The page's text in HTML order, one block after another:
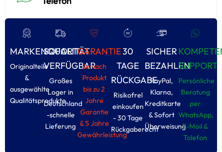
MARKENQUALITÄT
Originalteile
&
ausgewählte
Qualitätsprodukte
SOFORT
VERFÜGBAR
Großes
Loger in
Deutschland
-schnelle
Lieferung
GARANTIE
Je nach
Produkt
bis zu 2
Jahre
Garantie
& 5 Jahre
Gewährleistung
30
TAGE
RÜCKGABE
Risikofrel
einkoufen
- 30 Tage
Rückgaberecht
SICHER
BEZAHLEN
PayPal,
Klarna,
Kreditkarte
& Sofort
Überweisung
SUPPORT
Persönliche
Beratung
per
WhatsApp,
E-Moil &
Tolefon